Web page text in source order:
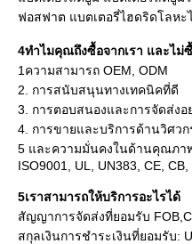
ฟอสฟาต แบตเตอรี่ไฮดริดโลหะ
4ทําไมคุณถึงซื้อจากเรา และไม่
1ความสามารถ OEM, ODM
2. การสนับสนุนทางเทคนิคที่ดี
3. การตอบสนองและการจัดส่งอ
4. การขายและบริการด้านวิศวก
5 และความมั่นคงในด้านคุณภา
ISO9001, UL, UN383, CE,
5เราสามารถให้บริการอะไรได้
สัญญาการจัดส่งที่ยอมรับ
สกุลเงินการชําระเงินที่ยอมรับ: